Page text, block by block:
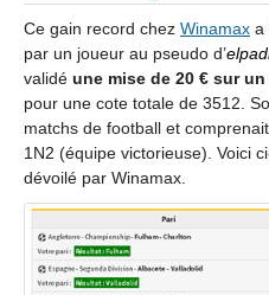
Ce gain record chez Winamax a
par un joueur au pseudo d’
validé une mise de 20 € sur
pour une cote totale de 3512.
matchs de football et
1N2 (équipe victorieuse). Voici
dévoilé par Winamax.